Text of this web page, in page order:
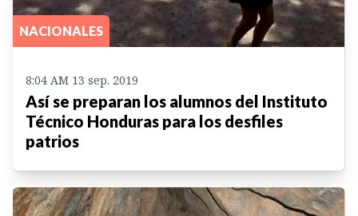
NACIONALES
8:04 AM 13 sep. 2019
Así se preparan los alumnos del Instituto
Técnico Honduras para los desfiles
patrios